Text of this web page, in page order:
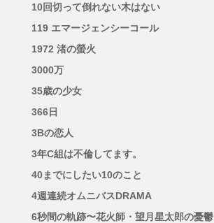
10回切って倒れない木はない
119 エマージェンシーコール
1972 渚の螢火
3000万
35歳の少女
366日
3Bの恋人
3年C組は不倫してます。
40までにしたい10のこと
4週連続オムニバスDRAMA
6秒間の軌跡〜花火師・望月星太郎の憂鬱